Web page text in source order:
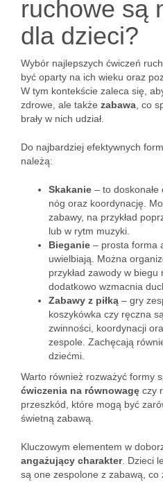
ruchowe są
dla dzieci?
Wybór najlepszych ćwiczeń
być oparty na ich wieku oraz
W tym kontekście zaleca się,
zdrowe, ale także zabawa , co
brały w nich udział.
Do najbardziej efektywnych
należą:
Skakanie – to doskonałe
nóg oraz koordynację.
zabawy, na przykład
lub w rytm muzyki.
Bieganie – prosta forma
uwielbiają. Można
przykład zawody w
dodatkowo wzmacnia
Zabawy z piłką – gry
koszykówka czy ręczna
zwinności, koordynacji
zespole. Zachęcają
dziećmi.
Warto również rozważyć formy
ćwiczenia na równowagę czy
przeszkód, które mogą być
świetną zabawą.
Kluczowym elementem w
angażujący charakter. Dzieci
są one zespolone z zabawą, co